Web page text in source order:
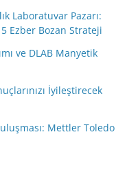
Laboratuvar Pazarı:
Ezber Bozan Strateji
ve DLAB Manyetik
İyileştirecek
Mettler Toledo